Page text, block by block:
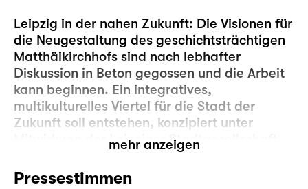
Leipzig in der nahen Zukunft: Die Visionen für
die Neugestaltung des geschichtsträchtigen
Matthäikirchhofs sind nach lebhafter
Diskussion in Beton gegossen und die Arbeit
kann beginnen. Ein integratives,
multikulturelles Viertel für die Stadt der
Zukunft soll entstehen, konzipiert unter
Mitwirkung der Leipziger Stadtgesellschaft –
nachhaltig, gemeinwohlorientiert,
vorwärtsgewandt, lebendig.
mehr anzeigen
Pressestimmen